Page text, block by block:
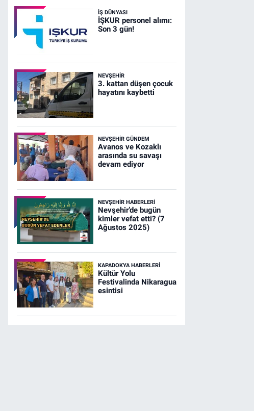
İŞ DÜNYASI
İŞKUR personel alımı:
Son 3 gün!
NEVŞEHIR
3. kattan düşen çocuk
hayatını kaybetti
NEVŞEHIR GÜNDEM
Avanos ve Kozaklı
arasında su savaşı
devam ediyor
NEVŞEHIR HABERLERI
Nevşehir’de bugün
kimler vefat etti? (7
Ağustos 2025)
KAPADOKYA HABERLERI
Kültür Yolu
Festivalinda Nikaragua
esintisi